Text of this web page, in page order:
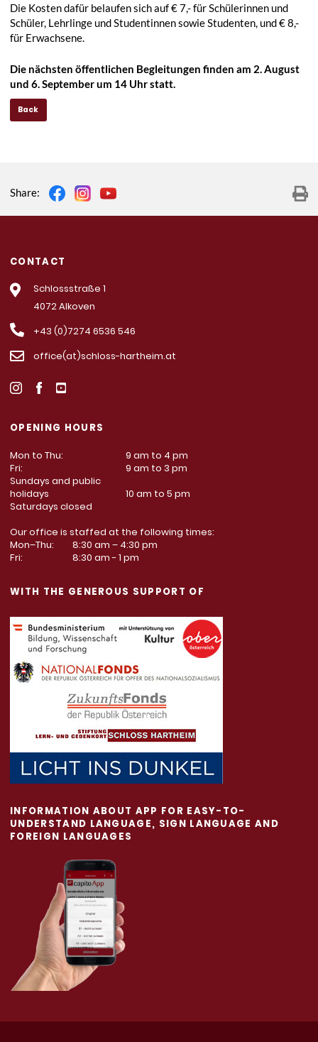
Die Kosten dafür belaufen sich auf € 7,- für Schülerinnen und
Schüler, Lehrlinge und Studentinnen sowie Studenten, und € 8,-
für Erwachsene.
Die nächsten öffentlichen Begleitungen finden am 2. August
und 6. September um 14 Uhr statt.
Back
Share:
CONTACT
Schlossstraße 1
4072 Alkoven
+43 (0)7274 6536 546
office(at)schloss-hartheim.at
OPENING HOURS
Mon to Thu:
9 am to 4 pm
Fri:
9 am to 3 pm
Sundays and public
holidays
10 am to 5 pm
Saturdays closed
Our office is staffed at the following times:
Mon–Thu:
8:30 am – 4:30 pm
Fri:
8:30 am - 1 pm
WITH THE GENEROUS SUPPORT OF
INFORMATION ABOUT APP FOR EASY-TO-
UNDERSTAND LANGUAGE, SIGN LANGUAGE AND
FOREIGN LANGUAGES